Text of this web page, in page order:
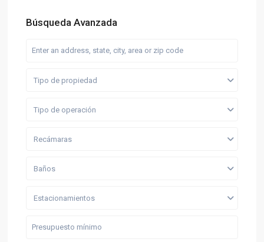
Búsqueda Avanzada
Tipo de propiedad
Tipo de operación
Recámaras
Baños
Estacionamientos